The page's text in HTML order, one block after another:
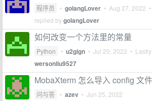
程序员 • golangLover • Aug 27, 2022
replied bygolangLover
如何改变一个方法里的常量
Python • u2gign • Jul 20, 2022 •
wersonliu9527
MobaXterm 怎么导入 config 文件
问与答 • azev • Jun 25, 2022